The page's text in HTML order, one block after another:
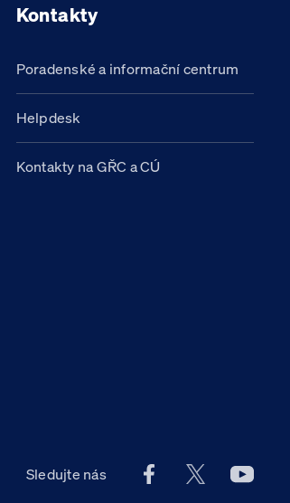
Kontakty
Poradenské a informační centrum
Helpdesk
Kontakty na GŘC a CÚ
Sledujte nás Facebook účet
X účet